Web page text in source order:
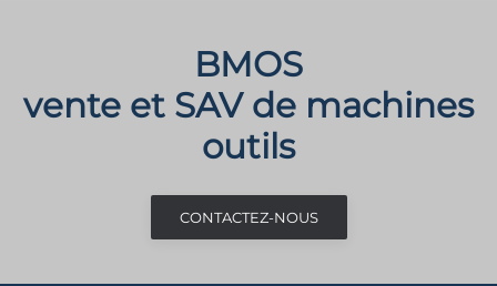
BMOS
vente et SAV de machines
outils
CONTACTEZ-NOUS